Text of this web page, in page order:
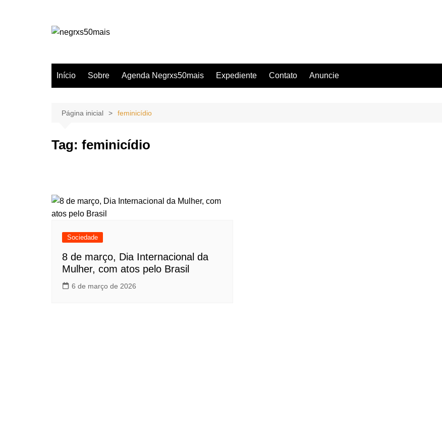
Início Sobre Agenda Negrxs50mais Expediente Contato Anuncie
Página inicial feminicídio
Tag: feminicídio
Sociedade
8 de março, Dia Internacional da
Mulher, com atos pelo Brasil
6 de março de 2026